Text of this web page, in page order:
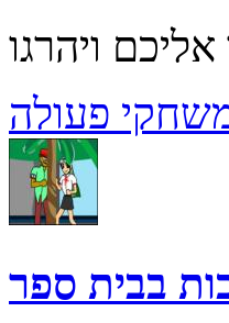
פעולה
בבית ספר